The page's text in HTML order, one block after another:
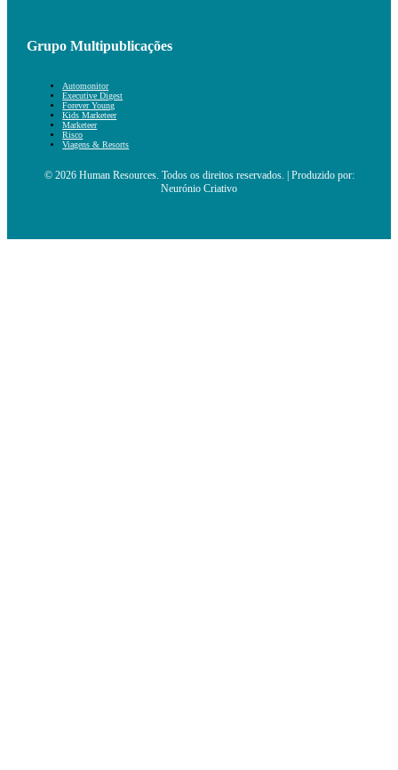
Grupo Multipublicações
Automonitor
Executive Digest
Forever Young
Kids Marketeer
Marketeer
Risco
Viagens & Resorts
© 2026 Human Resources. Todos os direitos reservados. | Produzido por:
Neurónio Criativo